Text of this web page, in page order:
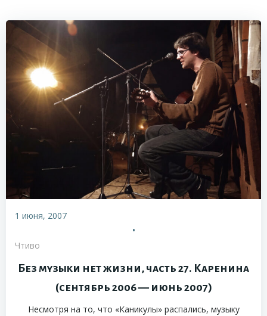
1 июня, 2007
•
Чтиво
Без музыки нет жизни, часть 27. Каренина
(сентябрь 2006 — июнь 2007)
Несмотря на то, что «Каникулы» распались, музыку